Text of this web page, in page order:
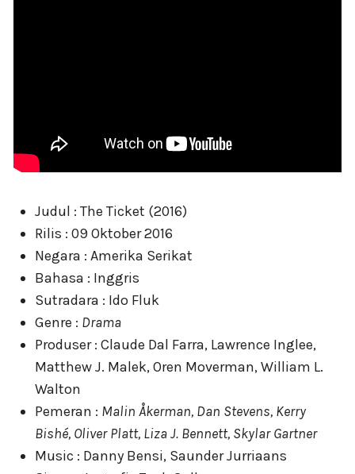
Judul : The Ticket (2016)
Rilis : 09 Oktober 2016
Negara : Amerika Serikat
Bahasa : Inggris
Sutradara : Ido Fluk
Genre : Drama
Produser : Claude Dal Farra, Lawrence Inglee,
Matthew J. Malek, Oren Moverman, William L.
Walton
Pemeran : Malin Åkerman, Dan Stevens, Kerry
Bishé, Oliver Platt, Liza J. Bennett, Skylar Gartner
Music : Danny Bensi, Saunder Jurriaans